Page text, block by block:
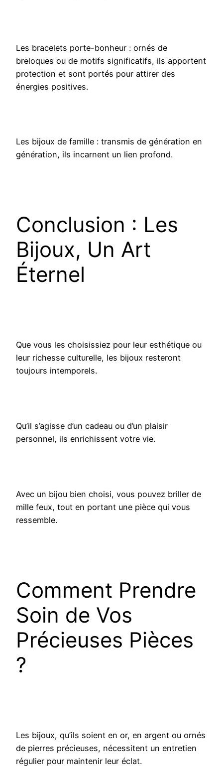
Les bracelets porte-bonheur : ornés de
breloques ou de motifs significatifs, ils apportent
protection et sont portés pour attirer des
énergies positives.
Les bijoux de famille : transmis de génération en
génération, ils incarnent un lien profond.
Conclusion : Les
Bijoux, Un Art
Éternel
Que vous les choisissiez pour leur esthétique ou
leur richesse culturelle, les bijoux resteront
toujours intemporels.
Qu’il s’agisse d’un cadeau ou d’un plaisir
personnel, ils enrichissent votre vie.
Avec un bijou bien choisi, vous pouvez briller de
mille feux, tout en portant une pièce qui vous
ressemble.
Comment Prendre
Soin de Vos
Précieuses Pièces
?
Les bijoux, qu’ils soient en or, en argent ou ornés
de pierres précieuses, nécessitent un entretien
régulier pour maintenir leur éclat.